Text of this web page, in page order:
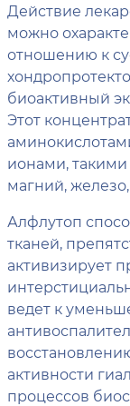
Действие
можно
отношению к
биоактивный
Этот
ионами, такими
магний,
Алфлутоп
тканей,
активизирует
ведет к
активности
процессов